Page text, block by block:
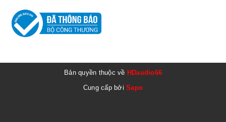
Bản quyền thuộc về HDaudio66
Cung cấp bởiSapo